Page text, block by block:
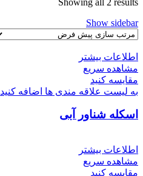
Show sidebar
اطلاعات بیشتر
مشاهده سریع
مقایسه کنید
به لیست علاقه مندی ها اضافه کنید
اسکله شناور آبی
اطلاعات بیشتر
مشاهده سریع
مقایسه کنید